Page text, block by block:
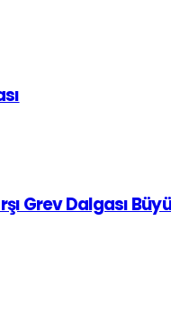
Grev Dalgası